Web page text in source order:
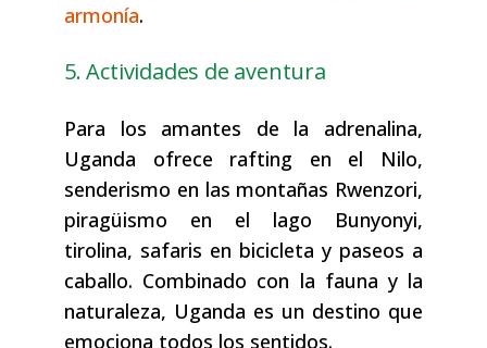
armonía.
5. Actividades de aventura
Para los amantes de la adrenalina,
Uganda ofrece rafting en el Nilo,
senderismo en las montañas Rwenzori,
piragüismo en el lago Bunyonyi,
tirolina, safaris en bicicleta y paseos a
caballo. Combinado con la fauna y la
naturaleza, Uganda es un destino que
emociona todos los sentidos.